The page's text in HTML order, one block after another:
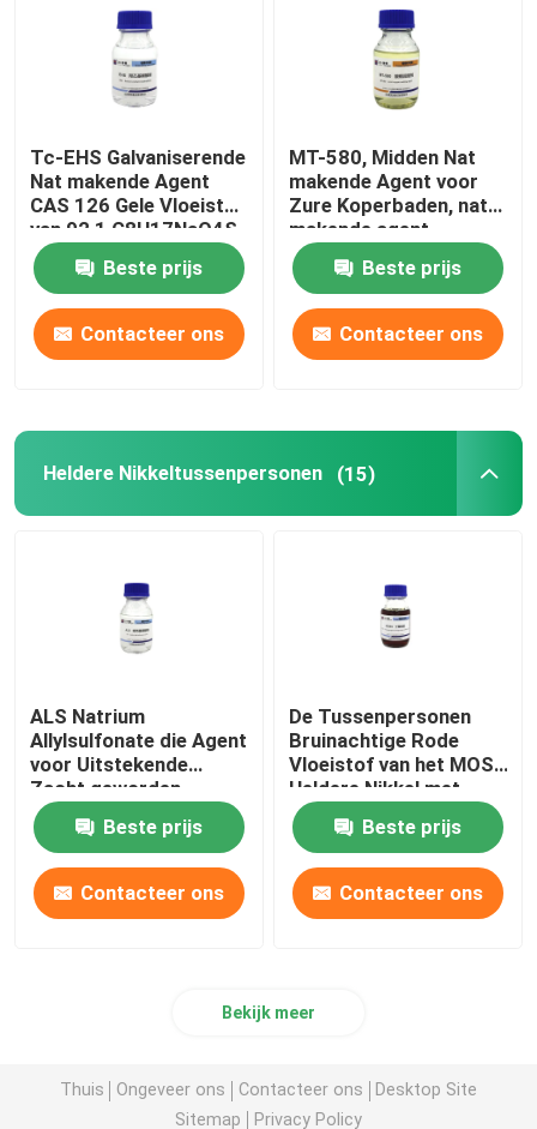
Tc-EHS Galvaniserende
Nat makende Agent
CAS 126 Gele Vloeistof
van 92 1 C8H17NaO4S
Beste prijs
Contacteer ons
MT-580, Midden Nat
makende Agent voor
Zure Koperbaden, nat
makende agent
Beste prijs
Contacteer ons
Heldere Nikkeltussenpersonen (15)
ALS Natrium
Allylsulfonate die Agent
voor Uitstekende
Zacht geworden
Storting werpen
Beste prijs
Contacteer ons
De Tussenpersonen
Bruinachtige Rode
Vloeistof van het MOS
Heldere Nikkel met
Goede Behandelende
Macht
Beste prijs
Contacteer ons
Bekijk meer
Thuis Ongeveer ons Contacteer ons
Desktop Site
Sitemap
Privacy Policy